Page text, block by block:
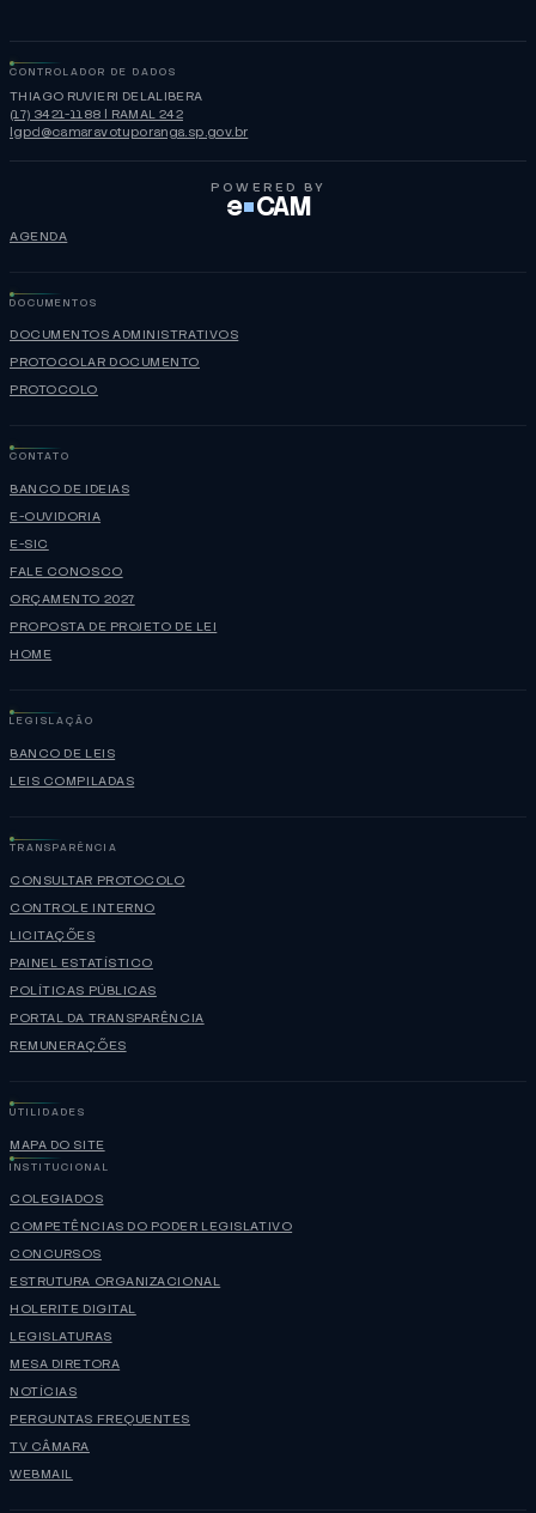
CONTROLADOR DE DADOS
THIAGO RUVIERI DELALIBERA
(17) 3421-1188 | RAMAL 242
lgpd@camaravotuporanga.sp.gov.br
POWERED BY
e CAM
AGENDA
DOCUMENTOS
DOCUMENTOS ADMINISTRATIVOS
PROTOCOLAR DOCUMENTO
PROTOCOLO
CONTATO
BANCO DE IDEIAS
E-OUVIDORIA
E-SIC
FALE CONOSCO
ORÇAMENTO 2027
PROPOSTA DE PROJETO DE LEI
HOME
LEGISLAÇÃO
BANCO DE LEIS
LEIS COMPILADAS
TRANSPARÊNCIA
CONSULTAR PROTOCOLO
CONTROLE INTERNO
LICITAÇÕES
PAINEL ESTATÍSTICO
POLÍTICAS PÚBLICAS
PORTAL DA TRANSPARÊNCIA
REMUNERAÇÕES
UTILIDADES
MAPA DO SITE
INSTITUCIONAL
COLEGIADOS
COMPETÊNCIAS DO PODER LEGISLATIVO
CONCURSOS
ESTRUTURA ORGANIZACIONAL
HOLERITE DIGITAL
LEGISLATURAS
MESA DIRETORA
NOTÍCIAS
PERGUNTAS FREQUENTES
TV CÂMARA
WEBMAIL